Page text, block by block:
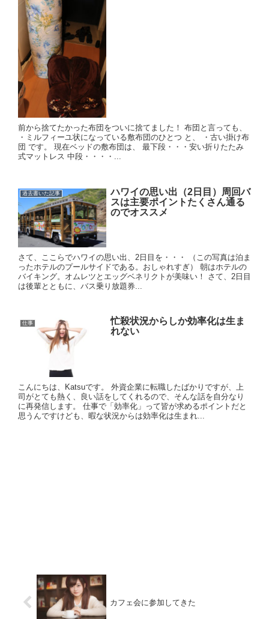
前から捨てたかった布団をついに捨てました！ 布団と言っても、
・ミルフィーユ状になっている敷布団のひとつ と、 ・古い掛け布
団 です。 現在ベッドの敷布団は、 最下段・・・安い折りたたみ
式マットレス 中段・・・・...
過去書いた記事
ハワイの思い出（2日目）周回バ
スは主要ポイントたくさん通る
のでオススメ
さて、ここらでハワイの思い出、2日目を・・・ （この写真は泊ま
ったホテルのプールサイドである。おしゃれすぎ） 朝はホテルの
バイキング。オムレツとエッグベネリクトが美味い！ さて、2日目
は後輩とともに、バス乗り放題券...
仕事
忙殺状況からしか効率化は生ま
れない
こんにちは、Katsuです。 外資企業に転職したばかりですが、上
司がとても熱く、良い話をしてくれるので、そんな話を自分なり
に再発信します。 仕事で「効率化」って皆が求めるポイントだと
思うんですけども、暇な状況からは効率化は生まれ...
カフェ会に参加してきた